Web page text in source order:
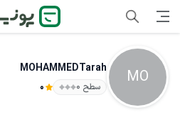
MO
MOHAMMEDTarah
سطح ۰ 0